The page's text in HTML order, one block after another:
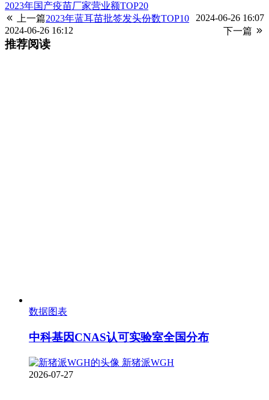
2023年国产疫苗厂家营业额TOP20
上一篇
2024-06-26 16:07
2023年蓝耳苗批签发头份数TOP10
下一篇
2024-06-26 16:12
推荐阅读
数据图表
中科基因CNAS认可实验室全国分布
新猪派WGH
2026-07-27